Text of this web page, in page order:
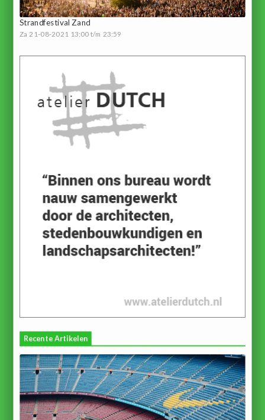
Strandfestival Zand
Za 21-08-2021 13:00 t/m 23:59
Recente Artikelen